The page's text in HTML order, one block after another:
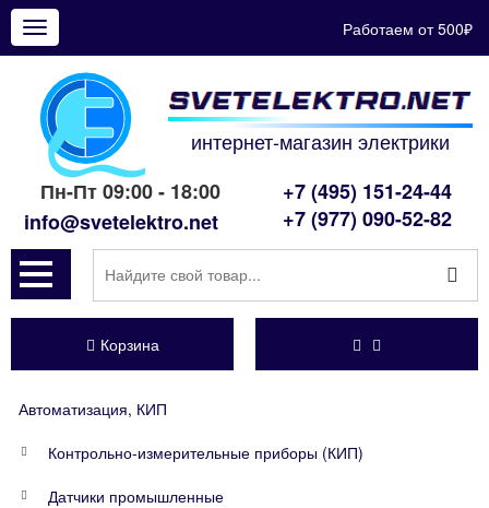
Показать
меню
Работаем от 500₽
интернет-магазин электрики
Пн-Пт 09:00 - 18:00
info@svetelektro.net
+7 (495) 151-24-44
+7 (977) 090-52-82
Корзина
Автоматизация, КИП
Контрольно-измерительные приборы (КИП)
Датчики промышленные